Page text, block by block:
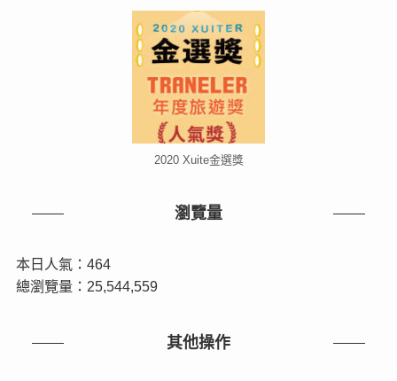
2020 Xuite金選獎
瀏覽量
本日人氣：464
總瀏覽量：25,544,559
其他操作